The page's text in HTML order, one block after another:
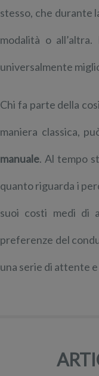
stesso, che durante
modalità o
universalmente
Chi fa parte della
maniera classica,
manuale. Al tempo
quanto riguarda i
suoi costi medi di
preferenze del
una serie di attente